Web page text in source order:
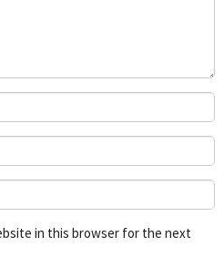
in this browser for the next